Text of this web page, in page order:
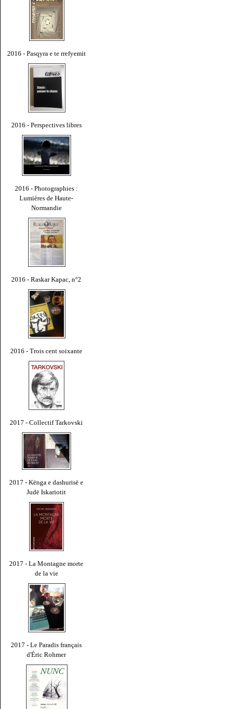
2016 - Pasqyra e te rrefyemit
2016 - Perspectives libres
2016 - Photographies :
Lumières de Haute-
Normandie
2016 - Raskar Kapac, n°2
2016 - Trois cent soixante
2017 - Collectif Tarkovski
2017 - Kënga e dashurisë e
Judë Iskariotit
2017 - La Montagne morte
de la vie
2017 - Le Paradis français
d'Éric Rohmer